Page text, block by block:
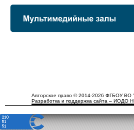
Авторское право © 2014-2026 ФГБОУ ВО
Разработка и поддержка сайта – ИОДО